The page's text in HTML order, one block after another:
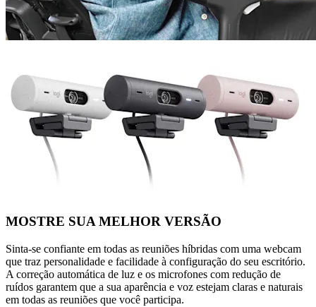
MOSTRE SUA MELHOR VERSÃO
Sinta-se confiante em todas as reuniões híbridas com uma webcam
que traz personalidade e facilidade à configuração do seu escritório.
A correção automática de luz e os microfones com redução de
ruídos garantem que a sua aparência e voz estejam claras e naturais
em todas as reuniões que você participa.